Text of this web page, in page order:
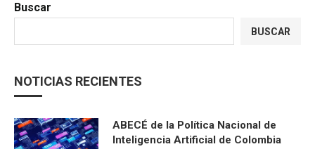
Buscar
BUSCAR
NOTICIAS RECIENTES
ABECÉ de la Política Nacional de
Inteligencia Artificial de Colombia